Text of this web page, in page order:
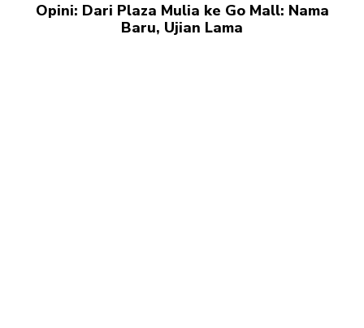
Opini: Dari Plaza Mulia ke Go Mall: Nama
Baru, Ujian Lama